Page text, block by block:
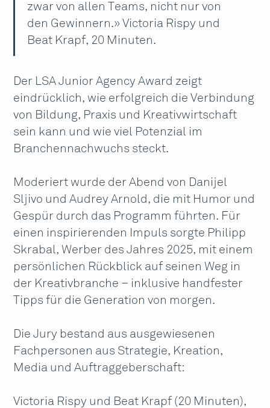
zwar von allen Teams, nicht nur von
den Gewinnern.» Victoria Rispy und
Beat Krapf, 20 Minuten.
Der LSA Junior Agency Award zeigt
eindrücklich, wie erfolgreich die Verbindung
von Bildung, Praxis und Kreativwirtschaft
sein kann und wie viel Potenzial im
Branchennachwuchs steckt.
Moderiert wurde der Abend von Danijel
Sljivo und Audrey Arnold, die mit Humor und
Gespür durch das Programm führten. Für
einen inspirierenden Impuls sorgte Philipp
Skrabal, Werber des Jahres 2025, mit einem
persönlichen Rückblick auf seinen Weg in
der Kreativbranche – inklusive handfester
Tipps für die Generation von morgen.
Die Jury bestand aus ausgewiesenen
Fachpersonen aus Strategie, Kreation,
Media und Auftraggeberschaft:
Victoria Rispy und Beat Krapf (20 Minuten),